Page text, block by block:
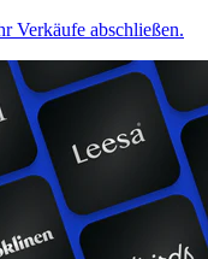
Verkäufe abschließen.